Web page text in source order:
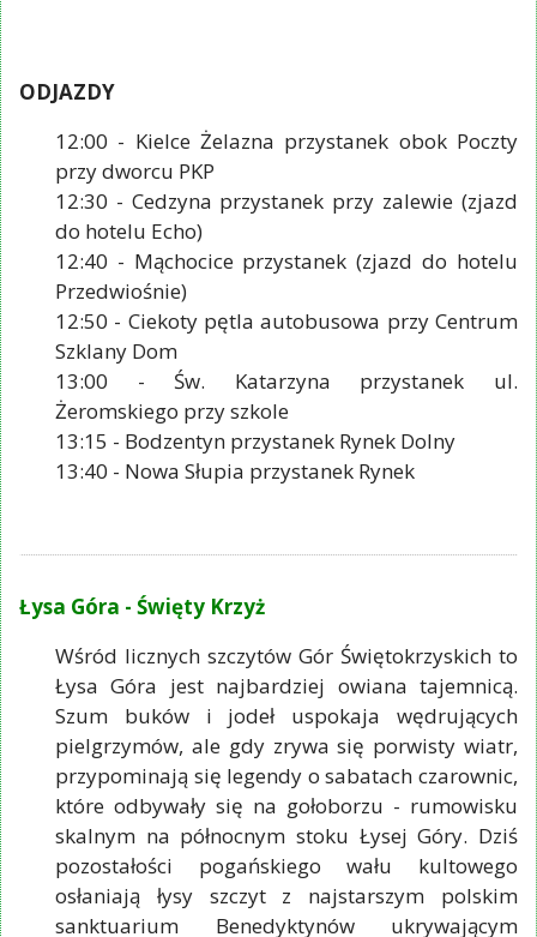
ODJAZDY
12:00 - Kielce Żelazna przystanek obok Poczty
przy dworcu PKP
12:30 - Cedzyna przystanek przy zalewie (zjazd
do hotelu Echo)
12:40 - Mąchocice przystanek (zjazd do hotelu
Przedwiośnie)
12:50 - Ciekoty pętla autobusowa przy Centrum
Szklany Dom
13:00 - Św. Katarzyna przystanek ul.
Żeromskiego przy szkole
13:15 - Bodzentyn przystanek Rynek Dolny
13:40 - Nowa Słupia przystanek Rynek
Łysa Góra - Święty Krzyż
Wśród licznych szczytów Gór Świętokrzyskich to
Łysa Góra jest najbardziej owiana tajemnicą.
Szum buków i jodeł uspokaja wędrujących
pielgrzymów, ale gdy zrywa się porwisty wiatr,
przypominają się legendy o sabatach czarownic,
które odbywały się na gołoborzu - rumowisku
skalnym na północnym stoku Łysej Góry. Dziś
pozostałości pogańskiego wału kultowego
osłaniają łysy szczyt z najstarszym polskim
sanktuarium Benedyktynów ukrywającym